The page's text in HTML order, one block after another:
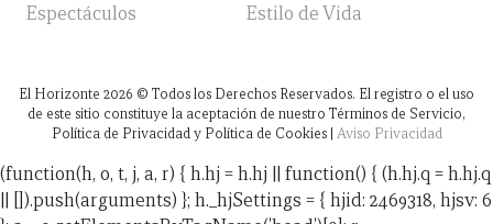
Espectáculos
Estilo de Vida
El Horizonte 2026 © Todos los Derechos Reservados. El registro o el uso
de este sitio constituye la aceptación de nuestro Términos de Servicio,
Política de Privacidad y Política de Cookies | Aviso Privacidad
(function(h, o, t, j, a, r) { h.hj = h.hj || function() { (h.hj.q = h.hj.q
|| []).push(arguments) }; h._hjSettings = { hjid: 2469318, hjsv: 6